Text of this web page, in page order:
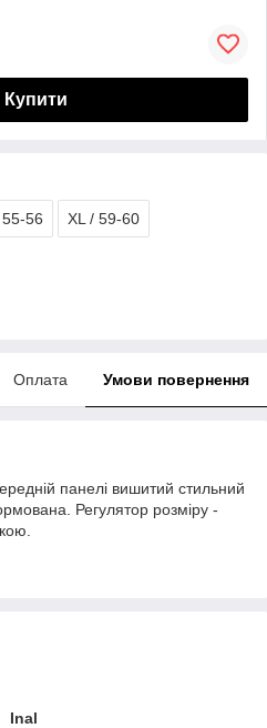
Купити
56 XL / 59-60
Оплата Умови повернення
панелі вишитий стильний
Регулятор розміру -
Inal